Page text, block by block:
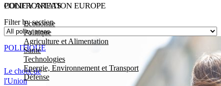
POLICY AREAS
Economie
Politique
Agriculture et Alimentation
Santé
Technologies
Energie, Environnement et Transport
Défense
CONFRONTATION EUROPE
Filter by section
Le choix de
l'Union
POLITIQUE